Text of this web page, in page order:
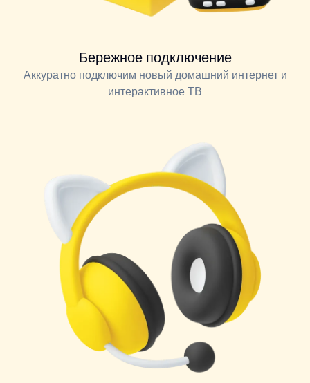
Бережное подключение
Аккуратно подключим новый домашний интернет и
интерактивное ТВ